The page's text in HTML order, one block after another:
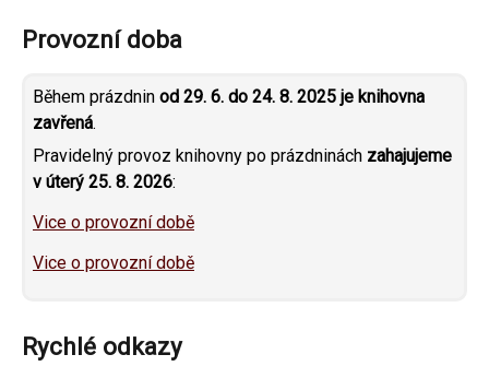
Provozní doba
Během prázdnin od 29. 6. do 24. 8. 2025 je knihovna
zavřená.
Pravidelný provoz knihovny po prázdninách zahajujeme
v úterý 25. 8. 2026:
Vice o provozní době
Vice o provozní době
Rychlé odkazy